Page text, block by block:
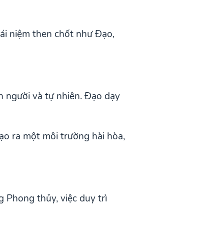
niệm then chốt như Đạo,
người và tự nhiên. Đạo dạy
ra một môi trường hài hòa,
Phong thủy, việc duy trì